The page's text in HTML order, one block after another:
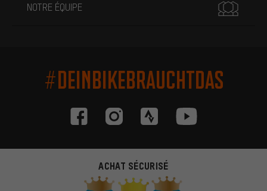
NOTRE ÉQUIPE
#DEINBIKEBRAUCHTDAS
ACHAT SÉCURISÉ